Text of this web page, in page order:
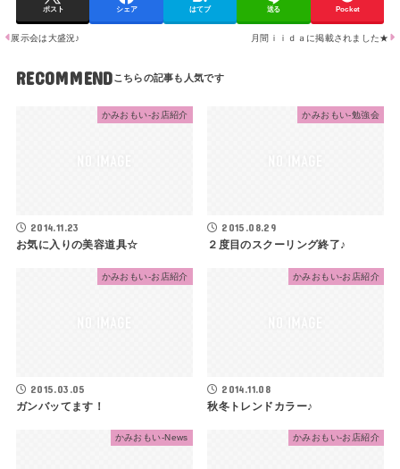
ポスト シェア はてブ 送る Pocket
展示会は大盛況♪ 月間ｉｉｄａに掲載されました★
RECOMMEND
かみおもい-お店紹介
2014.11.23
お気に入りの美容道具☆
かみおもい-勉強会
2015.08.29
２度目のスクーリング終了♪
かみおもい-お店紹介
2015.03.05
ガンバッてます！
かみおもい-お店紹介
2014.11.08
秋冬トレンドカラー♪
かみおもい-News かみおもい-お店紹介